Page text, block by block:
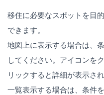
移住に必要なスポットを目
できます。
地図上に表示する場合は、
してください。アイコンを
リックすると詳細が表示され
一覧表示する場合は、条件